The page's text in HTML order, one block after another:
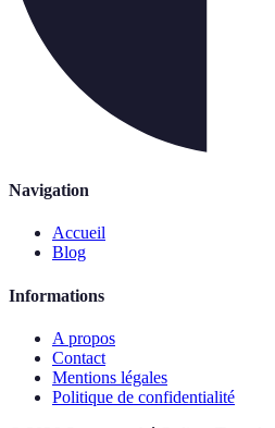
Navigation
Accueil
Blog
Informations
A propos
Contact
Mentions légales
Politique de confidentialité